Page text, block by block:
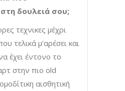
δουλειά σου;
τεχνικες μέχρι
τελικά μ’αρέσει και
έχει έντονο το
στην πιο old
αισθητική